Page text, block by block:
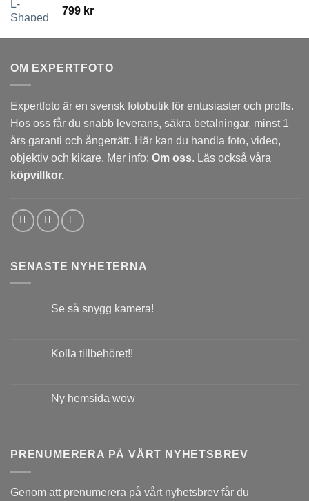
799 kr
OM EXPERTFOTO
Expertfoto är en svensk fotobutik för entusiaster och proffs.
Hos oss får du snabb leverans, säkra betalningar, minst 1
års garanti och ångerrätt. Här kan du handla foto, video,
objektiv och kikare. Mer info: Om oss. Läs också våra
köpvillkor.
SENASTE NYHETERNA
Se så snygg kamera!
Kolla tillbehöret!!
Ny hemsida wow
PRENUMERERA PÅ VÅRT NYHETSBREV
Genom att prenumerera på vårt nyhetsbrev får du